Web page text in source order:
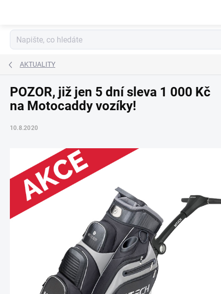
AKTUALITY
POZOR, již jen 5 dní sleva 1 000 Kč
na Motocaddy vozíky!
10.8.2020